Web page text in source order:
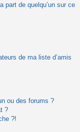
part de quelqu’un sur ce
de ma liste d’amis
ou des forums ?
?
?!